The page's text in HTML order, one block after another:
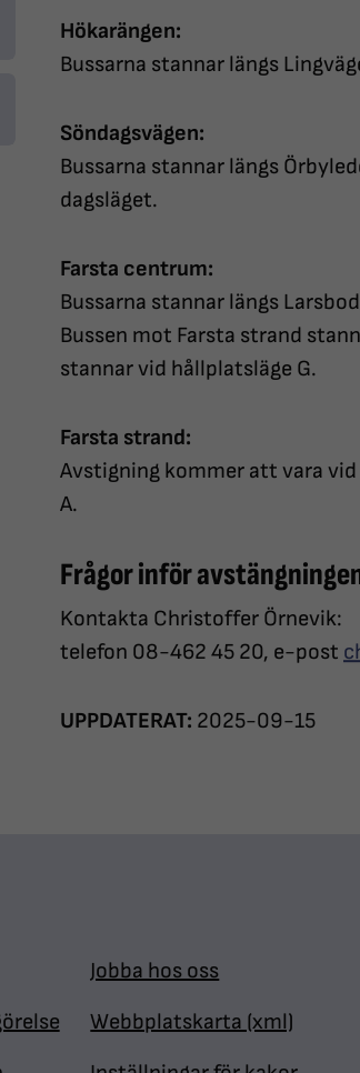
Hökarängen:
Bussarna stannar längs
Söndagsvägen:
Bussarna stannar längs
dagsläget.
Farsta centrum:
Bussarna stannar längs
Bussen mot Farsta strand
stannar vid hållplatsläge G.
Farsta strand:
Avstigning kommer att vara vid
A.
Frågor inför
Kontakta Christoffer Örnevik:
telefon 08-462 45 20, e-post
UPPDATERAT: 2025-09-15
Jobba hos oss
Webbplatskarta (xml)